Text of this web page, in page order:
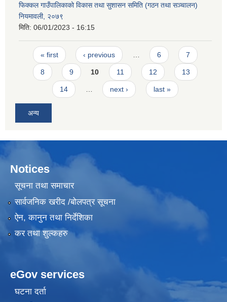
फिक्कल गाउँपालिकाको विकास तथा सुशासन समिति (गठन तथा सञ्चालन)
नियमावली, २०७९
मिति: 06/01/2023 - 16:15
Pages
« first ‹ previous … 6 7
8 9 10 11 12 13
14 … next › last »
अन्य
Notices
सूचना तथा समाचार
सार्वजनिक खरीद /बोलपत्र सूचना
ऐन, कानुन तथा निर्देशिका
कर तथा शुल्कहरु
eGov services
घटना दर्ता